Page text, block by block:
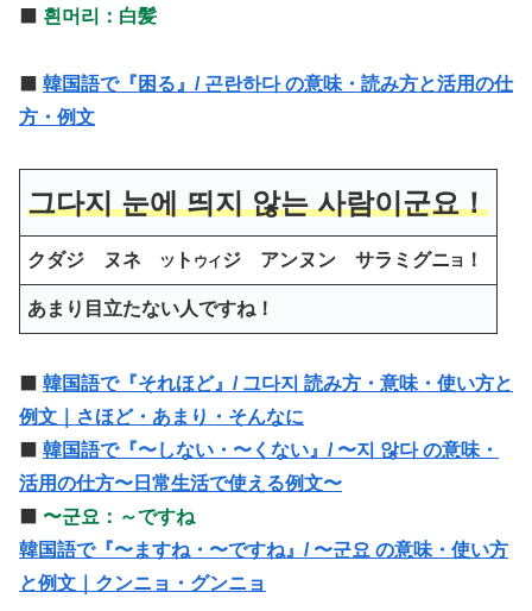
흰머리：白髪
韓国語で『困る』/ 곤란하다 の意味・読み方と活用の仕
方・例文
그다지 눈에 띄지 않는 사람이군요！
クダジ ヌネツ ト ウイジ アンヌン サラミグニヨ ！
あまり目立たない人ですね！
韓国語で『それほど』/ 그다지 読み方・意味・使い方と
例文｜さほど・あまり・そんなに
韓国語で『〜しない・〜くない』/ 〜지 않다 の意味・
活用の仕方〜日常生活で使える例文〜
〜군요：～ですね
韓国語で『〜ますね・〜ですね』/ 〜군요 の意味・使い方
と例文｜クンニョ・グンニョ